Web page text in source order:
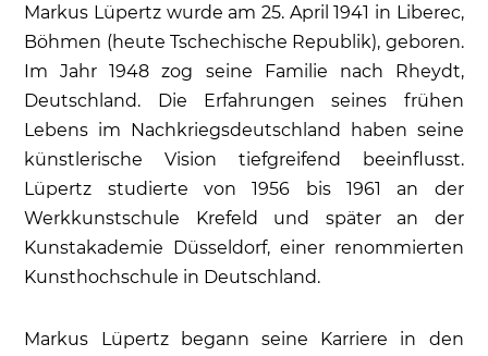
Markus Lüpertz wurde am 25. April 1941 in Liberec,
Böhmen (heute Tschechische Republik), geboren.
Im Jahr 1948 zog seine Familie nach Rheydt,
Deutschland. Die Erfahrungen seines frühen
Lebens im Nachkriegsdeutschland haben seine
künstlerische Vision tiefgreifend beeinflusst.
Lüpertz studierte von 1956 bis 1961 an der
Werkkunstschule Krefeld und später an der
Kunstakademie Düsseldorf, einer renommierten
Kunsthochschule in Deutschland.
Markus Lüpertz begann seine Karriere in den